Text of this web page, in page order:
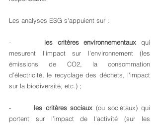
Les analyses ESG s'appuient sur :
- les critères environnementaux qui
mesurent l’impact sur l’environnement (les
émissions de CO2, la consommation
d’électricité, le recyclage des déchets, l’impact
sur la biodiversité, etc.) ;
- les critères sociaux (ou sociétaux) qui
portent sur l’impact de l’activité (sur les